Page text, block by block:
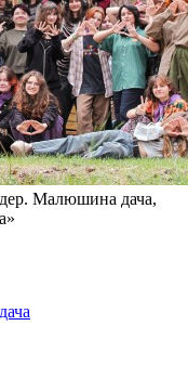
Малюшина дача,